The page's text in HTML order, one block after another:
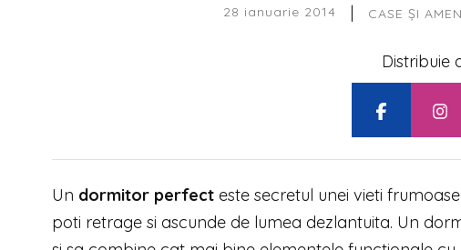
28 ianuarie 2014 | CASE ȘI
Distribuie
Un dormitor perfect este secretul unei vieti
poti retrage si ascunde de lumea dezlantuita. Un